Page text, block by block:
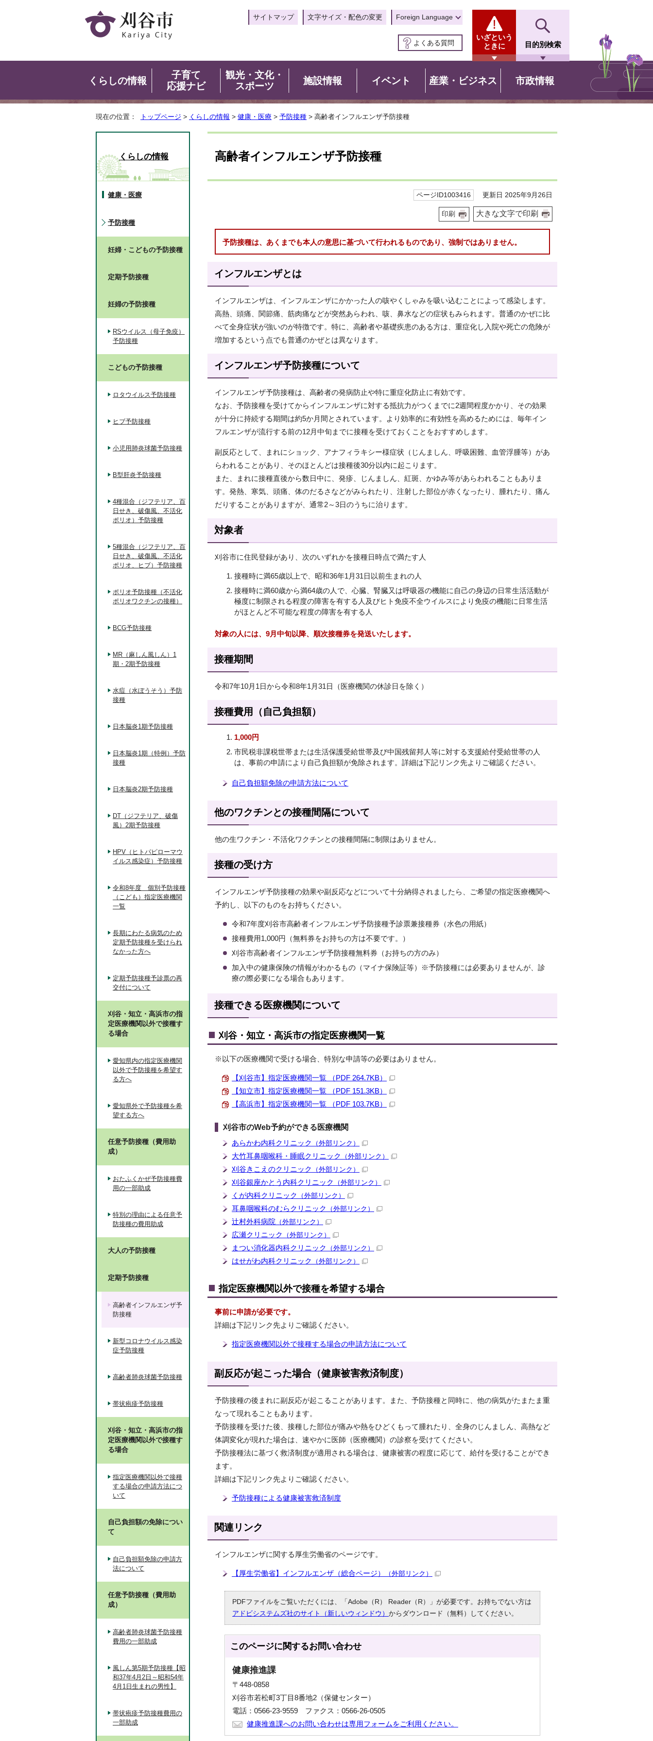
サイトマップ 文字サイズ・配色の変更 Foreign Language
よくある質問
いざという
ときに
目的別検索
くらしの情報
子育て
応援ナビ
観光・文化・
スポーツ
施設情報 イベント 産業・ビジネス 市政情報
現在の位置： トップページ > くらしの情報 > 健康・医療 > 予防接種 > 高齢者インフルエンザ予防接種
高齢者インフルエンザ予防接種
ページID1003416 更新日 2025年9月26日
印刷 大きな文字で印刷
予防接種は、あくまでも本人の意思に基づいて行われるものであり、強制ではありません。
インフルエンザとは
インフルエンザは、インフルエンザにかかった人の咳やくしゃみを吸い込むことによって感染します。
高熱、頭痛、関節痛、筋肉痛などが突然あらわれ、咳、鼻水などの症状もみられます。普通のかぜに比
べて全身症状が強いのが特徴です。特に、高齢者や基礎疾患のある方は、重症化し入院や死亡の危険が
増加するという点でも普通のかぜとは異なります。
インフルエンザ予防接種について
インフルエンザ予防接種は、高齢者の発病防止や特に重症化防止に有効です。
なお、予防接種を受けてからインフルエンザに対する抵抗力がつくまでに2週間程度かかり、その効果
が十分に持続する期間は約5か月間とされています。より効率的に有効性を高めるためには、毎年イン
フルエンザが流行する前の12月中旬までに接種を受けておくことをおすすめします。
副反応として、まれにショック、アナフィラキシー様症状（じんましん、呼吸困難、血管浮腫等）があ
らわれることがあり、そのほとんどは接種後30分以内に起こります。
また、まれに接種直後から数日中に、発疹、じんましん、紅斑、かゆみ等があらわれることもありま
す。発熱、寒気、頭痛、体のだるさなどがみられたり、注射した部位が赤くなったり、腫れたり、痛ん
だりすることがありますが、通常2～3日のうちに治ります。
対象者
刈谷市に住民登録があり、次のいずれかを接種日時点で満たす人
接種時に満65歳以上で、昭和36年1月31日以前生まれの人
接種時に満60歳から満64歳の人で、心臓、腎臓又は呼吸器の機能に自己の身辺の日常生活活動が
極度に制限される程度の障害を有する人及びヒト免疫不全ウイルスにより免疫の機能に日常生活
がほとんど不可能な程度の障害を有する人
対象の人には、9月中旬以降、順次接種券を発送いたします。
接種期間
令和7年10月1日から令和8年1月31日（医療機関の休診日を除く）
接種費用（自己負担額）
1,000円
市民税非課税世帯または生活保護受給世帯及び中国残留邦人等に対する支援給付受給世帯の人
は、事前の申請により自己負担額が免除されます。詳細は下記リンク先よりご確認ください。
自己負担額免除の申請方法について
他のワクチンとの接種間隔について
他の生ワクチン・不活化ワクチンとの接種間隔に制限はありません。
接種の受け方
インフルエンザ予防接種の効果や副反応などについて十分納得されましたら、ご希望の指定医療機関へ
予約し、以下のものをお持ちください。
令和7年度刈谷市高齢者インフルエンザ予防接種予診票兼接種券（水色の用紙）
接種費用1,000円（無料券をお持ちの方は不要です。）
刈谷市高齢者インフルエンザ予防接種無料券（お持ちの方のみ）
加入中の健康保険の情報がわかるもの（マイナ保険証等）※予防接種には必要ありませんが、診
療の際必要になる場合もあります。
接種できる医療機関について
刈谷・知立・高浜市の指定医療機関一覧
※以下の医療機関で受ける場合、特別な申請等の必要はありません。
【刈谷市】指定医療機関一覧 （PDF 264.7KB）
【知立市】指定医療機関一覧 （PDF 151.3KB）
【高浜市】指定医療機関一覧 （PDF 103.7KB）
刈谷市のWeb予約ができる医療機関
あらかわ内科クリニック
（外部リンク）
大竹耳鼻咽喉科・睡眠クリニック （外部リンク）
刈谷きこえのクリニック （外部リンク）
刈谷銀座かとう内科クリニック （外部リンク）
くが内科クリニック （外部リンク）
耳鼻咽喉科のむらクリニック （外部リンク）
辻󠄀村外科病院 （外部リンク）
広瀬クリニック （外部リンク）
まつい消化器内科クリニック （外部リンク）
はせがわ内科クリニック （外部リンク）
指定医療機関以外で接種を希望する場合
事前に申請が必要です。
詳細は下記リンク先よりご確認ください。
指定医療機関以外で接種する場合の申請方法について
副反応が起こった場合（健康被害救済制度）
予防接種の後まれに副反応が起こることがあります。また、予防接種と同時に、他の病気がたまたま重
なって現れることもあります。
予防接種を受けた後、接種した部位が痛みや熱をひどくもって腫れたり、全身のじんましん、高熱など
体調変化が現れた場合は、速やかに医師（医療機関）の診察を受けてください。
予防接種法に基づく救済制度が適用される場合は、健康被害の程度に応じて、給付を受けることができ
ます。
詳細は下記リンク先よりご確認ください。
予防接種による健康被害救済制度
関連リンク
インフルエンザに関する厚生労働省のページです。
【厚生労働省】インフルエンザ（総合ページ） （外部リンク）
PDFファイルをご覧いただくには、「Adobe（R） Reader（R）」が必要です。お持ちでない方は
アドビシステムズ社のサイト（新しいウィンドウ） からダウンロード（無料）してください。
このページに関するお問い合わせ
健康推進課
〒448-0858
刈谷市若松町3丁目8番地2（保健センター）
電話：0566-23-9559 ファクス：0566-26-0505
健康推進課へのお問い合わせは専用フォームをご利用ください。
くらしの情報
健康・医療
予防接種
妊婦・こどもの予防接種
定期予防接種
妊婦の予防接種
RSウイルス（母子免疫）
予防接種
こどもの予防接種
ロタウイルス予防接種
ヒブ予防接種
小児用肺炎球菌予防接種
B型肝炎予防接種
4種混合（ジフテリア、百
日せき、破傷風、不活化
ポリオ）予防接種
5種混合（ジフテリア、百
日せき、破傷風、不活化
ポリオ、ヒブ）予防接種
ポリオ予防接種（不活化
ポリオワクチンの接種）
BCG予防接種
MR（麻しん風しん）1
期・2期予防接種
水痘（水ぼうそう）予防
接種
日本脳炎1期予防接種
日本脳炎1期（特例）予防
接種
日本脳炎2期予防接種
DT（ジフテリア、破傷
風）2期予防接種
HPV（ヒトパピローマウ
イルス感染症）予防接種
令和8年度 個別予防接種
（こども）指定医療機関
一覧
長期にわたる病気のため
定期予防接種を受けられ
なかった方へ
定期予防接種予診票の再
交付について
刈谷・知立・高浜市の指
定医療機関以外で接種す
る場合
愛知県内の指定医療機関
以外で予防接種を希望す
る方へ
愛知県外で予防接種を希
望する方へ
任意予防接種（費用助
成）
おたふくかぜ予防接種費
用の一部助成
特別の理由による任意予
防接種の費用助成
大人の予防接種
定期予防接種
高齢者インフルエンザ予
防接種
新型コロナウイルス感染
症予防接種
高齢者肺炎球菌予防接種
帯状疱疹予防接種
刈谷・知立・高浜市の指
定医療機関以外で接種す
る場合
指定医療機関以外で接種
する場合の申請方法につ
いて
自己負担額の免除につい
て
自己負担額免除の申請方
法について
任意予防接種（費用助
成）
高齢者肺炎球菌予防接種
費用の一部助成
風しん第5期予防接種【昭
和37年4月2日～昭和54年
4月1日生まれの男性】
帯状疱疹予防接種費用の
一部助成